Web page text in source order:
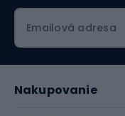
Emailová adresa
Nakupovanie